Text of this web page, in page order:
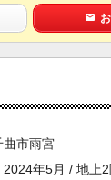
曲市雨宮
2024年5月 / 地上